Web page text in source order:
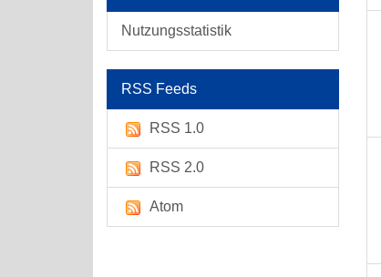
Nutzungsstatistik
RSS Feeds
RSS 1.0
RSS 2.0
Atom